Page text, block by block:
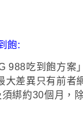
飽:
988吃到飽方案
大差異只有前者
綁約30個月 ，